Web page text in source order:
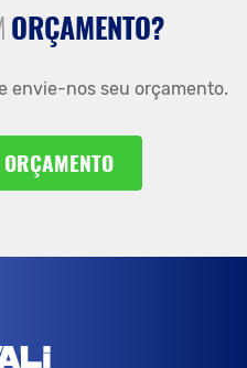
ORÇAMENTO?
envie-nos seu orçamento.